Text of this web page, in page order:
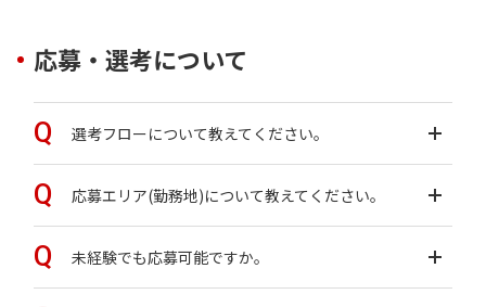
応募・選考について
選考フローについて教えてください。
応募エリア(勤務地)について教えてください。
未経験でも応募可能ですか。